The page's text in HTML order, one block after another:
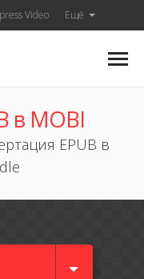
Video Ещё
в MOBI
EPUB в